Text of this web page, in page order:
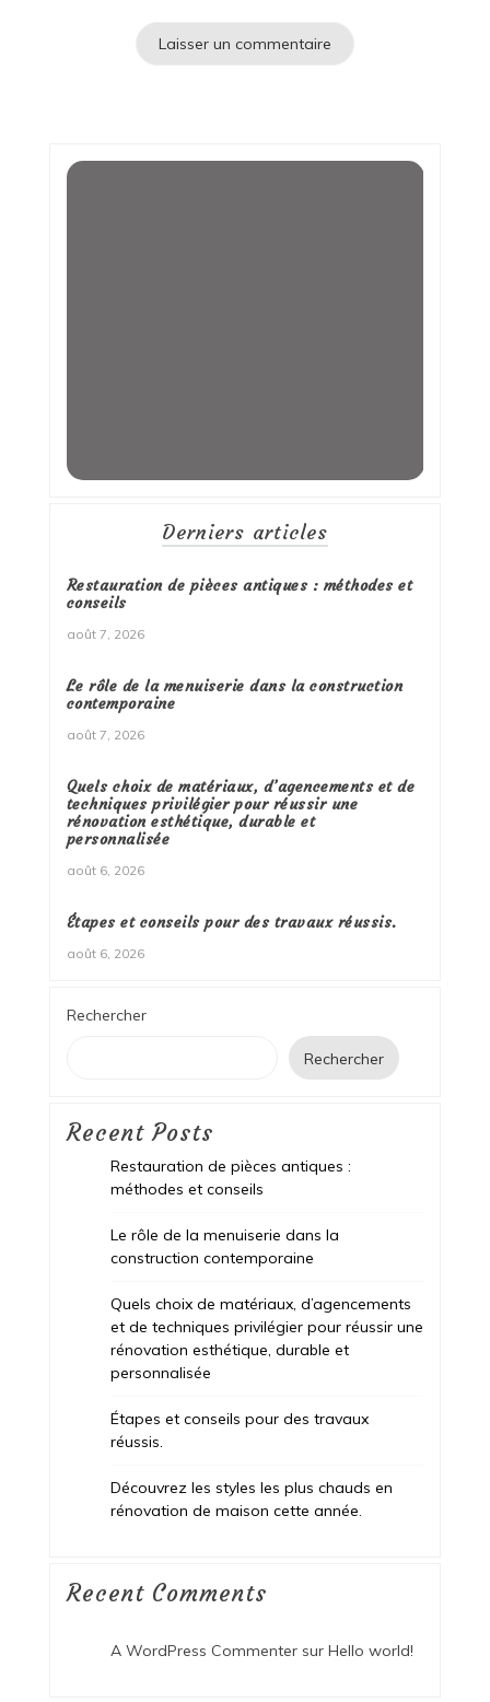
Derniers articles
Restauration de pièces antiques : méthodes et
conseils
août 7, 2026
Le rôle de la menuiserie dans la construction
contemporaine
août 7, 2026
Quels choix de matériaux, d’agencements et de
techniques privilégier pour réussir une
rénovation esthétique, durable et
personnalisée
août 6, 2026
Étapes et conseils pour des travaux réussis.
août 6, 2026
Rechercher
Rechercher
Recent Posts
Restauration de pièces antiques :
méthodes et conseils
Le rôle de la menuiserie dans la
construction contemporaine
Quels choix de matériaux, d’agencements
et de techniques privilégier pour réussir une
rénovation esthétique, durable et
personnalisée
Étapes et conseils pour des travaux
réussis.
Découvrez les styles les plus chauds en
rénovation de maison cette année.
Recent Comments
A WordPress Commentersur Hello world!